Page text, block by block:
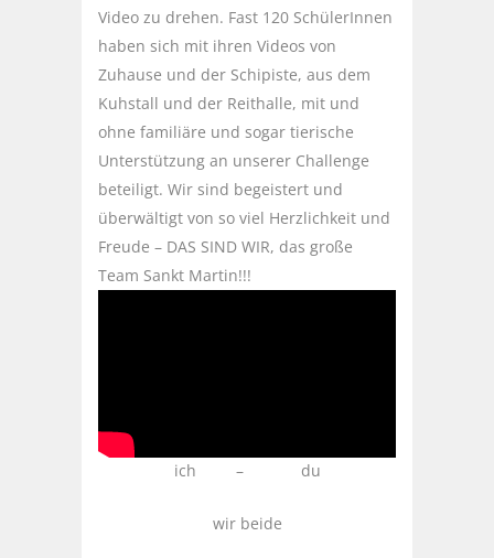
Video zu drehen. Fast 120 SchülerInnen
haben sich mit ihren Videos von
Zuhause und der Schipiste, aus dem
Kuhstall und der Reithalle, mit und
ohne familiäre und sogar tierische
Unterstützung an unserer Challenge
beteiligt. Wir sind begeistert und
überwältigt von so viel Herzlichkeit und
Freude – DAS SIND WIR, das große
Team Sankt Martin!!!
ich – du
wir beide